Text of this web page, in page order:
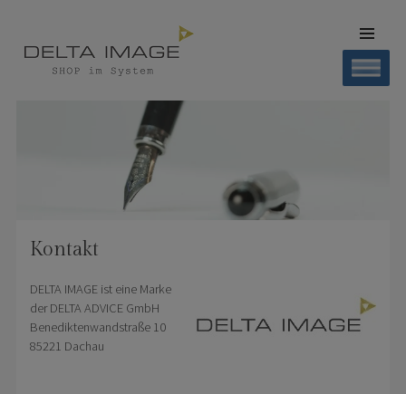
SHOP DELTA IMAGE
Finden – Liefern – Erleben
CONTENT
Kontakt
DELTA IMAGE ist eine Marke
der DELTA ADVICE GmbH
Benediktenwandstraße 10
85221 Dachau